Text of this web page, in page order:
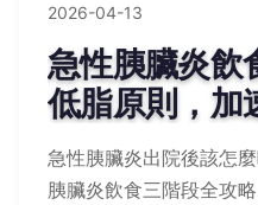
2026-04-13
急性胰臟炎飲
低脂原則，加
急性胰臟炎出院後該怎
胰臟炎飲食三階段全攻